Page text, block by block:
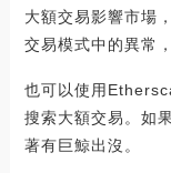
大額交易影響市場
交易模式中的異常
也可以使用
搜索大額交易。如
著有巨鯨出沒。